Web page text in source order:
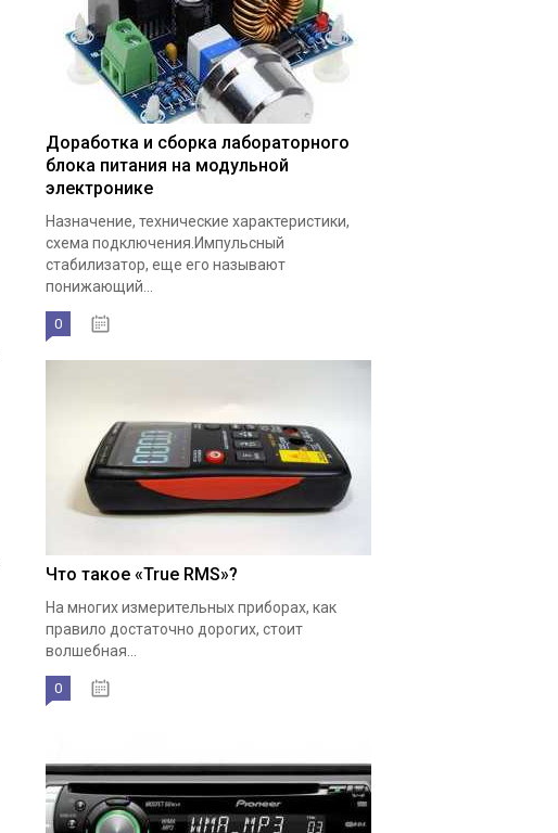
Доработка и сборка лабораторного
блока питания на модульной
электронике
Назначение, технические характеристики,
схема подключения.Импульсный
стабилизатор, еще его называют
понижающий...
0
Что такое «True RMS»?
На многих измерительных приборах, как
правило достаточно дорогих, стоит
волшебная...
0